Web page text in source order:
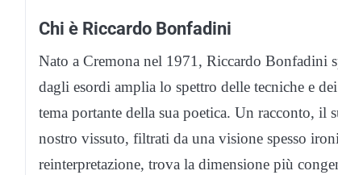
Chi è Riccardo Bonfadini
Nato a Cremona nel 1971, Riccardo Bonfadini
dagli esordi amplia lo spettro delle tecniche e
tema portante della sua poetica. Un racconto, il
nostro vissuto, filtrati da una visione spesso
reinterpretazione, trova la dimensione più